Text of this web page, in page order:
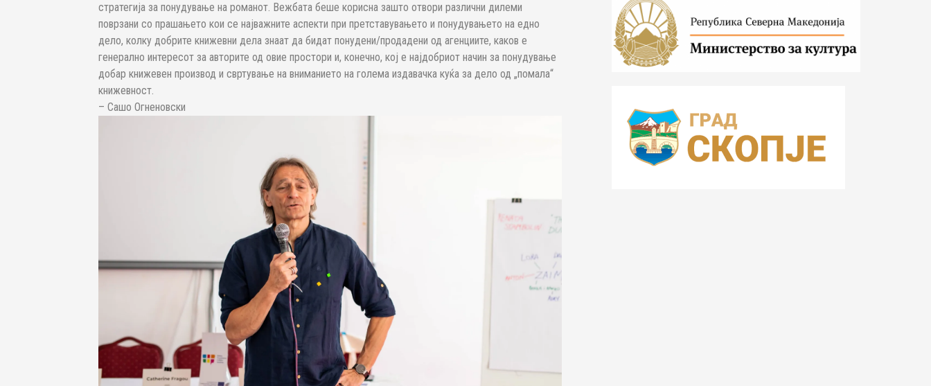
стратегија за понудување на романот. Вежбата беше корисна зашто отвори различни дилеми
поврзани со прашањето кои се најважните аспекти при претставувањето и понудувањето на едно
дело, колку добрите книжевни дела знаат да бидат понудени/продадени од агенциите, каков е
генерално интересот за авторите од овие простори и, конечно, кој е најдобриот начин за понудување
добар книжевен производ и свртување на вниманието на голема издавачка куќа за дело од „помала“
книжевност.
– Сашо Огненовски